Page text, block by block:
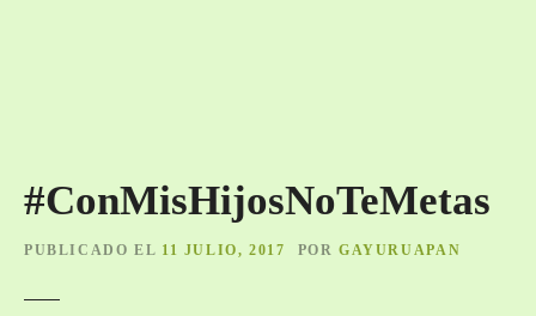
#ConMisHijosNoTeMetas
PUBLICADO EL 11 JULIO, 2017 POR GAYURUAPAN